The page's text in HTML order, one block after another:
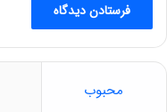
محبوب